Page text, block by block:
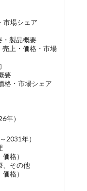
市場シェア
・製品概要
上・価格・市場
要
格・市場シェア
年）
2031年）
格）
、その他
格）